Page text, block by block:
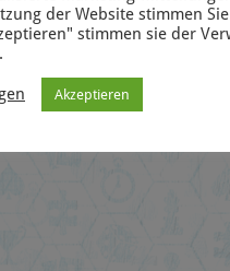
der Website stimmen
stimmen sie der
Akzeptieren